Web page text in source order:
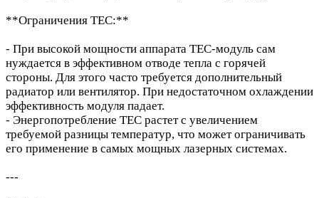
**Ограничения TEC:**
- При высокой мощности аппарата TEC-модуль сам
нуждается в эффективном отводе тепла с горячей
стороны. Для этого часто требуется дополнительный
радиатор или вентилятор. При недостаточном охлаждении
эффективность модуля падает.
- Энергопотребление TEC растет с увеличением
требуемой разницы температур, что может ограничивать
его применение в самых мощных лазерных системах.
---